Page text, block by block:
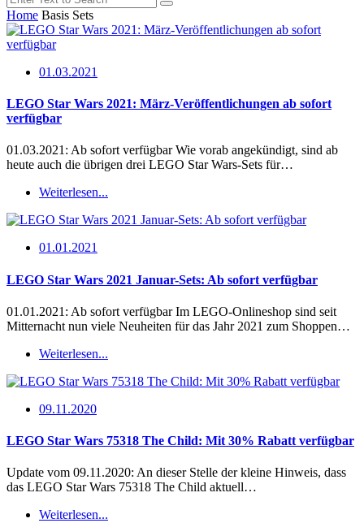
Home Basis Sets
01.03.2021
LEGO Star Wars 2021: März-Veröffentlichungen ab sofort
verfügbar
01.03.2021: Ab sofort verfügbar Wie vorab angekündigt, sind ab
heute auch die übrigen drei LEGO Star Wars-Sets für…
Weiterlesen...
01.01.2021
LEGO Star Wars 2021 Januar-Sets: Ab sofort verfügbar
01.01.2021: Ab sofort verfügbar Im LEGO-Onlineshop sind seit
Mitternacht nun viele Neuheiten für das Jahr 2021 zum Shoppen…
Weiterlesen...
09.11.2020
LEGO Star Wars 75318 The Child: Mit 30% Rabatt verfügbar
Update vom 09.11.2020: An dieser Stelle der kleine Hinweis, dass
das LEGO Star Wars 75318 The Child aktuell…
Weiterlesen...